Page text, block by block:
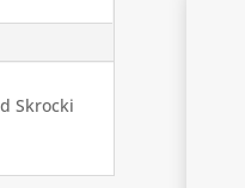
Skrocki